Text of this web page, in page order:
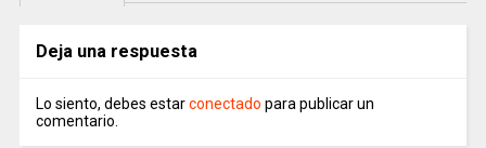
Deja una respuesta
Lo siento, debes estarconectado para publicar un
comentario.